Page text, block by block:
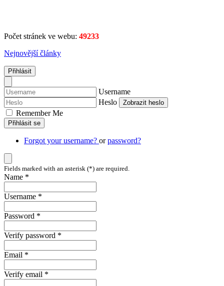
Počet stránek ve webu: 49233
Nejnovější články
Přihlásit
Username
Heslo
Zobrazit heslo
Remember Me
Přihlásit se
Forgot your username? orpassword?
Fields marked with an asterisk (*) are required.
Name *
Username *
Password *
Verify password *
Email *
Verify email *